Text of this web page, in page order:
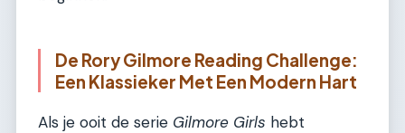
De Rory Gilmore Reading Challenge:
Een Klassieker Met Een Modern Hart
Als je ooit de serie Gilmore Girls hebt